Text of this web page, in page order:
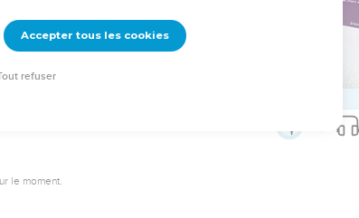
jours-là, dix hommes de toutes les langues des
: ‘Nous irons avec vous, car nous avons appris que
le moment.
Accepter tous les cookies
refuser